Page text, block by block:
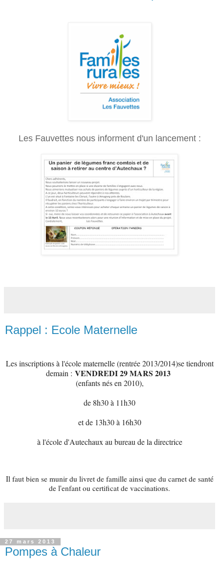
Les Fauvettes nous informent d'un lancement :
Rappel : Ecole Maternelle
Les inscriptions à l'école maternelle (rentrée 2013/2014)se tiendront
demain : VENDREDI 29 MARS 2013
(enfants nés en 2010),
de 8h30 à 11h30
et de 13h30 à 16h30
à l'école d'Autechaux au bureau de la directrice
Il faut bien se munir du livret de famille ainsi que du carnet de santé
de l'enfant ou certificat de vaccinations.
27 mars 2013
Pompes à Chaleur